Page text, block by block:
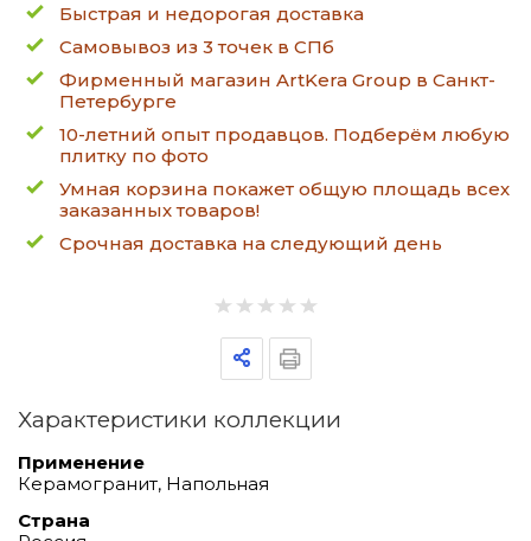
Быстрая и недорогая доставка
Самовывоз из 3 точек в СПб
Фирменный магазин ArtKera Group в Санкт-
Петербурге
10-летний опыт продавцов. Подберём любую
плитку по фото
Умная корзина покажет общую площадь всех
заказанных товаров!
Срочная доставка на следующий день
Характеристики коллекции
Применение
Керамогранит, Напольная
Страна